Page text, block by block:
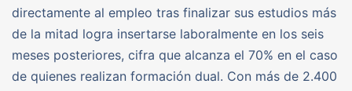
directamente al empleo tras finalizar sus estudios más
de la mitad logra insertarse laboralmente en los seis
meses posteriores, cifra que alcanza el 70% en el caso
de quienes realizan formación dual. Con más de 2.400